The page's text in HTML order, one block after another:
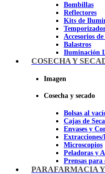
Bombillas
Reflectores
Kits de
Accesorios
Balastros
Iluminación
Iluminación
COSECHA Y
Imagen
Cosecha y secado
Bolsas al
Cajas de
Envases y
Microscopios
Peladoras y
Prensas para
Secadores de
PARAFARMACIA